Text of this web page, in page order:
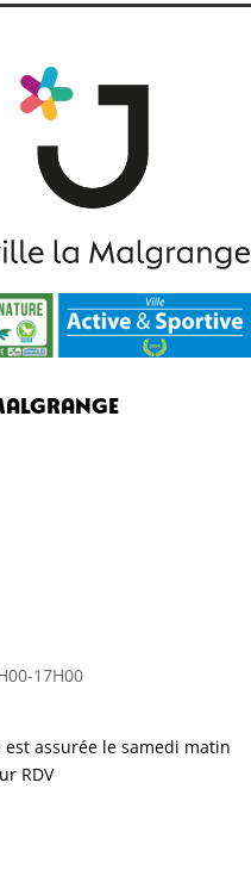
17H00
assurée le samedi matin
RDV